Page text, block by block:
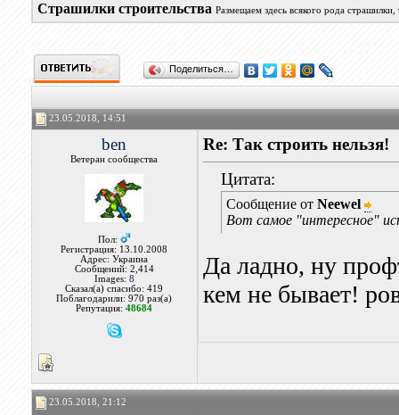
Страшилки строительства Размещаем здесь всякого рода
Поделиться…
23.05.2018, 14:51
ben
Ветеран сообщества
Пол:
Регистрация: 13.10.2008
Адрес: Украина
Сообщений: 2,414
Images: 8
Сказал(а) спасибо: 419
Поблагодарили: 970 раз(а)
Репутация:48684
Re: Так строить нельзя!
Цитата:
Сообщение от Neewel
Вот самое "интересное"
Да ладно, ну
кем не бывает!
23.05.2018, 21:12